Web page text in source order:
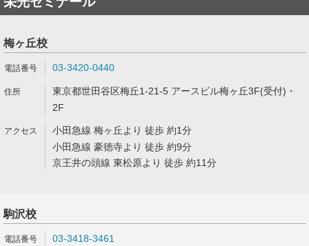
梅ヶ丘校
03-3420-0440
東京都世田谷区梅丘1-21-5 アースビル梅ヶ丘3F(受付)・
2F
小田急線 梅ヶ丘より 徒歩 約1分
小田急線 豪徳寺より 徒歩 約9分
京王井の頭線 東松原より 徒歩 約11分
駒沢校
03-3418-3461